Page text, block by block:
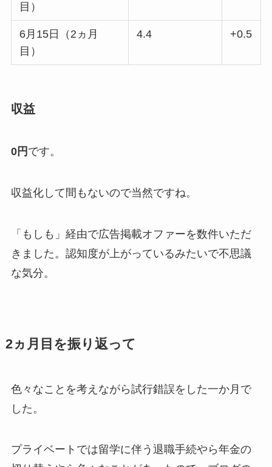
目）
6月15日（2ヵ月
目）
4.4 +0.5
収益
0円 です。
収益化して間もないので当然ですね。
「もしも」経由で広告掲載オファーを数件いただ
きました。認知度が上がっているみたいで不思議
な気分。
2ヵ月目を振り返って
色々なことを考えながら試行錯誤をした一か月で
した。
プライベートでは留学に伴う退職手続やら年金の